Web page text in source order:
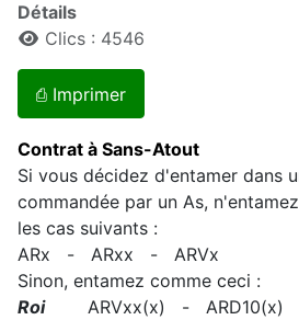
Détails
Clics : 4546
⎙ Imprimer
Contrat à Sans-Atout
Si vous décidez d'entamer dans
commandée par un As,
les cas suivants :
ARx - ARxx - ARVx
Sinon, entamez comme ceci :
Roi
ARVxx(x) - ARD10(x)